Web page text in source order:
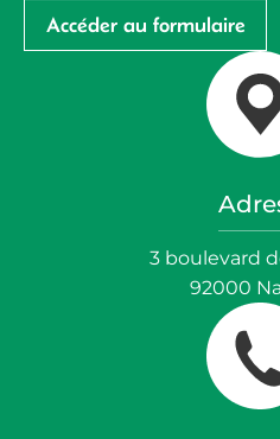
Accéder au formulaire
3 boulevard
92000